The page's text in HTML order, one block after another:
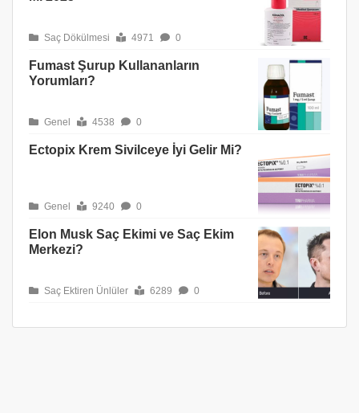
Saç Dökülmesi 4971 0
Fumast Şurup Kullananların
Yorumları?
Genel 4538 0
Ectopix Krem Sivilceye İyi Gelir Mi?
Genel 9240 0
Elon Musk Saç Ekimi ve Saç Ekim
Merkezi?
Saç Ektiren Ünlüler 6289 0